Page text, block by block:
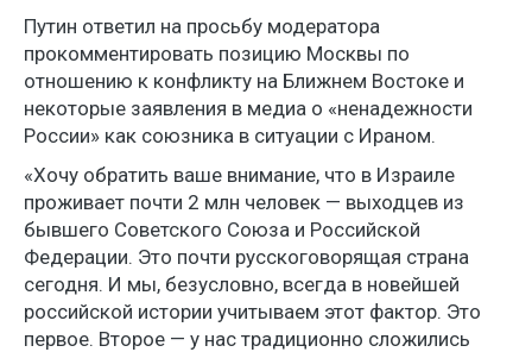
Путин ответил на просьбу модератора
прокомментировать позицию Москвы по
отношению к конфликту на Ближнем Востоке и
некоторые заявления в медиа о «ненадежности
России» как союзника в ситуации с Ираном.
«Хочу обратить ваше внимание, что в Израиле
проживает почти 2 млн человек — выходцев из
бывшего Советского Союза и Российской
Федерации. Это почти русскоговорящая страна
сегодня. И мы, безусловно, всегда в новейшей
российской истории учитываем этот фактор. Это
первое. Второе — у нас традиционно сложились